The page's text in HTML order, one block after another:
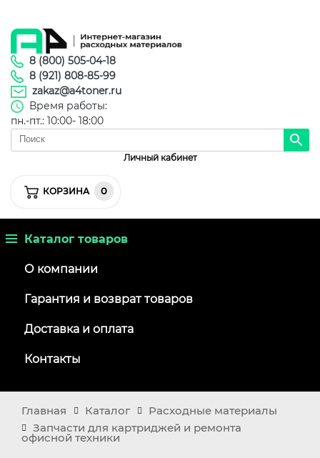
8 (800) 505-04-18
8 (921) 808-85-99
zakaz@a4toner.ru
Время работы:
пн.-пт.: 10:00- 18:00
Личный кабинет
КОРЗИНА 0
Каталог товаров
О компании
Гарантия и возврат товаров
Доставка и оплата
Контакты
Главная Каталог
Расходные материалы
Запчасти для картриджей и ремонта
офисной техники